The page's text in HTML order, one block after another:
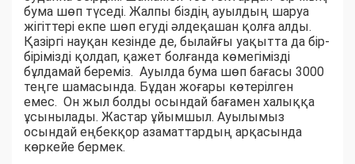
бума шөп түседі. Жалпы біздің ауылдың шаруа
жігіттері екпе шөп егуді әлдеқашан қолға алды.
Қазіргі науқан кезінде де, былайғы уақытта да бір-
бірімізді қолдап, қажет болғанда көмегімізді
бұлдамай береміз. Ауылда бума шөп бағасы 3000
теңге шамасында. Бұдан жоғары көтерілген
емес. Он жыл болды осындай бағамен халыққа
ұсынылады. Жастар ұйымшыл. Ауылымыз
осындай еңбекқор азаматтардың арқасында
көркейе бермек.